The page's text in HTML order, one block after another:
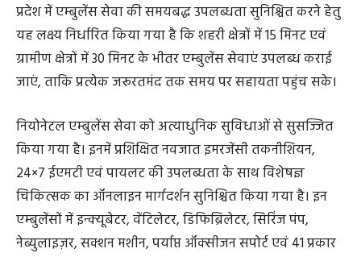
प्रदेश में एम्बुलेंस सेवा की समयबद्ध उपलब्धता सुनिश्चित करने हेतु
यह लक्ष्य निर्धारित किया गया है कि शहरी क्षेत्रों में 15 मिनट एवं
ग्रामीण क्षेत्रों में 30 मिनट के भीतर एम्बुलेंस सेवाएं उपलब्ध कराई
जाएं, ताकि प्रत्येक जरूरतमंद तक समय पर सहायता पहुंच सके।
नियोनेटल एम्बुलेंस सेवा को अत्याधुनिक सुविधाओं से सुसज्जित
किया गया है। इनमें प्रशिक्षित नवजात इमरजेंसी तकनीशियन,
24×7 ईएमटी एवं पायलट की उपलब्धता के साथ विशेषज्ञ
चिकित्सक का ऑनलाइन मार्गदर्शन सुनिश्चित किया गया है। इन
एम्बुलेंसों में इन्क्यूबेटर, वेंटिलेटर, डिफिब्रिलेटर, सिरिंज पंप,
नेब्युलाइज़र, सक्शन मशीन, पर्याप्त ऑक्सीजन सपोर्ट एवं 41 प्रकार